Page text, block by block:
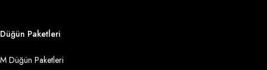
Düğün Paketleri
M Düğün Paketleri